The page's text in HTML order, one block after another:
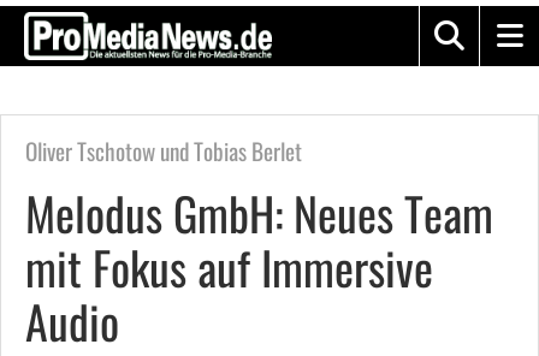
Oliver Tschotow und Tobias Berlet
Melodus GmbH: Neues Team
mit Fokus auf Immersive
Audio